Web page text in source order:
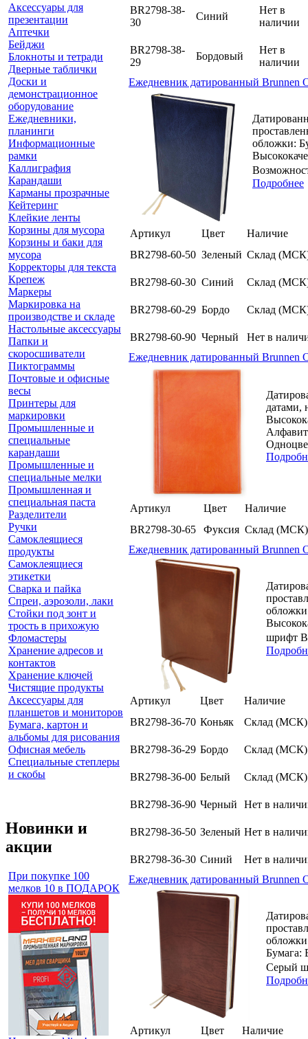
Аксессуары для
презентации
Аптечки
Бейджи
Блокноты и тетради
Дверные таблички
Доски и
демонстрационное
оборудование
Ежедневники,
планинги
Информационные
рамки
Каллиграфия
Карандаши
Карманы прозрачные
Кейтеринг
Клейкие ленты
Корзины для мусора
Корзины и баки для
мусора
Корректоры для текста
Крепеж
Маркеры
Маркировка на
производстве и складе
Настольные аксессуары
Папки и
скоросшиватели
Пиктограммы
Почтовые и офисные
весы
Принтеры для
маркировки
Промышленные и
специальные
карандаши
Промышленные и
специальные мелки
Промышленная и
специальная паста
Разделители
Ручки
Самоклеящиеся
продукты
Самоклеящиеся
этикетки
Сварка и пайка
Спреи, аэрозоли, лаки
Стойки под зонт и
трость в прихожую
Фломастеры
Хранение адресов и
контактов
Хранение ключей
Чистящие продукты
Аксессуары для
планшетов и мониторов
Бумага, картон и
альбомы для рисования
Офисная мебель
Специальные степлеры
и скобы
Новинки и
акции
При покупке 100
мелков 10 в ПОДАРОК
BR2798-38-
30
Синий
Нет в
наличии
BR2798-38-
29
Бордовый
Нет в
наличии
Ежедневник датированный
обложки:
Подробнее
Артикул Цвет
Наличие
BR2798-60-50 Зеленый Склад
BR2798-60-30 Синий Склад
BR2798-60-29 Бордо Склад
BR2798-60-90 Черный
Нет в
Ежедневник датированный
датами,
Артикул Цвет
Наличие
BR2798-30-65
Фуксия Склад (МСК)
Ежедневник датированный Brunnen
шрифт
Артикул Цвет
Наличие
BR2798-36-70 Коньяк Склад (МСК)
BR2798-36-29 Бордо Склад (МСК)
BR2798-36-00 Белый Склад (МСК)
BR2798-36-90 Черный Нет в
BR2798-36-50 Зеленый Нет в
BR2798-36-30 Синий
Нет в
Ежедневник датированный Brunnen
Бумага:
Серый
Артикул Цвет Наличие